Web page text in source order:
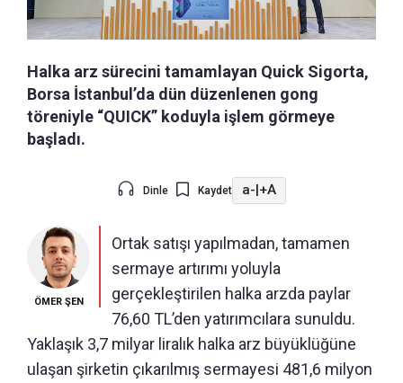
Halka arz sürecini tamamlayan Quick Sigorta,
Borsa İstanbul’da dün düzenlenen gong
töreniyle “QUICK” koduyla işlem görmeye
başladı.
Dinle Kaydet a-|+A
ÖMER ŞEN
Ortak satışı yapılmadan, tamamen
sermaye artırımı yoluyla
gerçekleştirilen halka arzda paylar
76,60 TL’den yatırımcılara sunuldu.
Yaklaşık 3,7 milyar liralık halka arz büyüklüğüne
ulaşan şirketin çıkarılmış sermayesi 481,6 milyon